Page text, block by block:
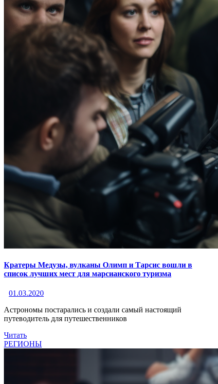
Кратеры Медузы, вулканы Олимп и Тарсис вошли в
список лучших мест для марсианского туризма
01.03.2020
Астрономы постарались и создали самый настоящий
путеводитель для путешественников
Читать
РЕГИОНЫ